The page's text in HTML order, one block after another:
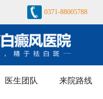
0371-88005788
医生团队 来院路线